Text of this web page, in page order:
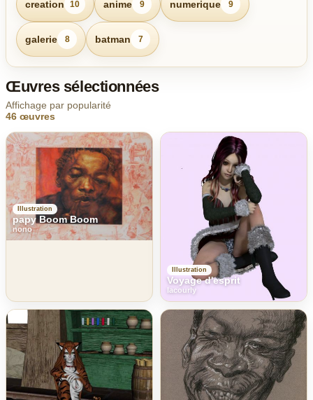
creation 10 anime 9 numerique 9
galerie 8 batman 7
Œuvres sélectionnées
Affichage par popularité
46 œuvres
Illustration
papy Boom Boom
nono
Illustration
Voyage d'esprit
lacourly